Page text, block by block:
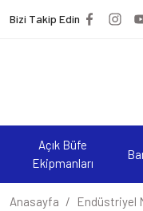
Bizi Takip Edin
Açık Büfe
Ekipmanları
Anasayfa Endüstriyel